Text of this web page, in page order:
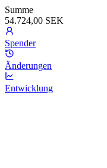
Summe
54.724,00 SEK
Spender
Änderungen
Entwicklung